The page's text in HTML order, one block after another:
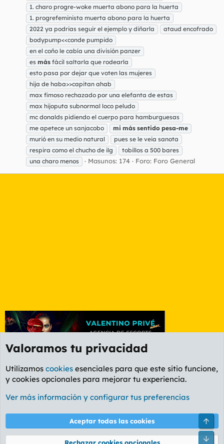
1. charo progre-woke muerta abono para la huerta
1. progrefeminista muerta abono para la huerta
2022 ya podrias seguir el ejemplo y diñarla
ataud encofrado
bodypump<<conde pumpido
en el coño le cabía una división panzer
es más fácil saltarla que rodearla
esto pasa por dejar que voten las mujeres
hija de haba>>capitan ahab
max fimoso rechazado por una elefanta de estas
max hijoputa subnormal loco peludo
mc donalds pidiendo el cuerpo para hamburguesas
me apetece un sanjacobo
mi más sentido pesa-me
murió en su medio natural
pues se le veia sanota
respira como el chucho de ilg
tobillos a 500 bares
una charo menos
Masunos: 174 Foro: Foro General
Etiquetas
Cookies
PL OLDSTYLE AMARILLO
Términos y reglas Política de privacidad Ayuda
Valoramos tu privacidad
Utilizamos cookies esenciales para que este sitio funcione,
y cookies opcionales para mejorar tu experiencia.
Ver más información y configurar tus preferencias
Aceptar todas las cookies
Rechazar cookies opcionales
Pie